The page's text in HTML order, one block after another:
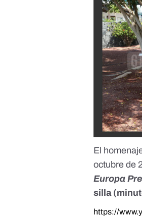
El
octubre de
Europa
silla
https://